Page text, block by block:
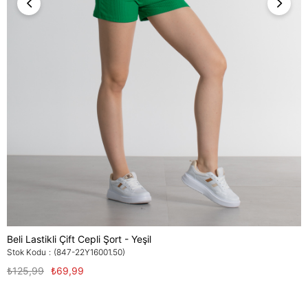
Beli Lastikli Çift Cepli Şort - Yeşil
Stok Kodu (847-22Y16001.50)
₺125,99 ₺69,99